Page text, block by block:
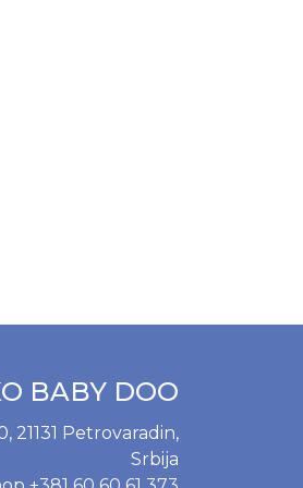
BABY DOO
21131 Petrovaradin,
Srbija